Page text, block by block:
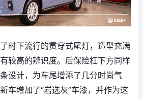
时下流行的贯穿式尾灯，造型充满
较高的辨识度。后保险杠下方同样
设计，为车尾增添了几分时尚气
车增加了“岩选灰”车漆，并作为这